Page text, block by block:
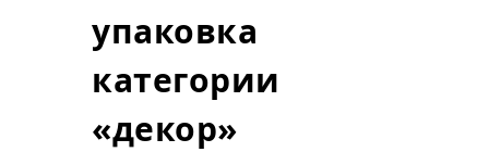
упаковка
категории
«декор»